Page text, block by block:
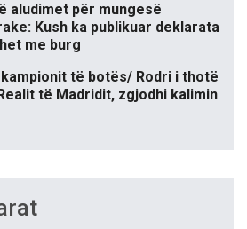
aludimet për mungesë
Kush ka publikuar deklarata
me burg
të botës/ Rodri i thotë
të Madridit, zgjodhi kalimin